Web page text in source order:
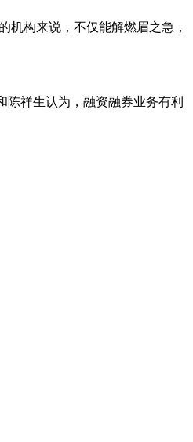
构来说，不仅能解燃眉之急，
祥生认为，融资融券业务有利